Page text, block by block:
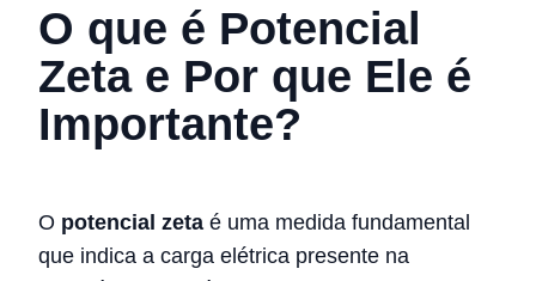
O que é Potencial
Zeta e Por que Ele é
Importante?
O potencial zeta é uma medida fundamental
que indica a carga elétrica presente na